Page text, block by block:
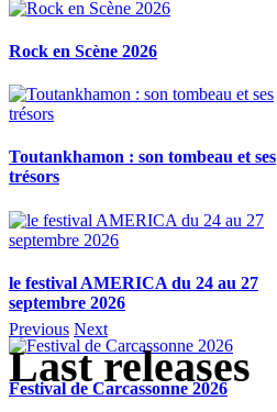
Rock en Scène 2026
Toutankhamon : son tombeau et ses
trésors
le festival AMERICA du 24 au 27
septembre 2026
Festival de Carcassonne 2026
Previous Next
Last releases